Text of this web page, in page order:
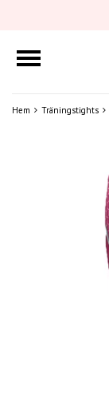
Hem Träningstights